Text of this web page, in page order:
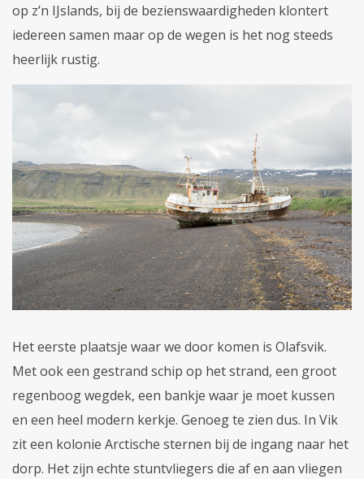
op z’n IJslands, bij de bezienswaardigheden klontert
iedereen samen maar op de wegen is het nog steeds
heerlijk rustig.
Het eerste plaatsje waar we door komen is Olafsvik.
Met ook een gestrand schip op het strand, een groot
regenboog wegdek, een bankje waar je moet kussen
en een heel modern kerkje. Genoeg te zien dus. In Vik
zit een kolonie Arctische sternen bij de ingang naar het
dorp. Het zijn echte stuntvliegers die af en aan vliegen